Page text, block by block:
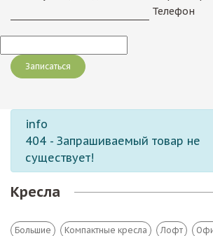
Телефон
info
404 - Запрашиваемый товар не
существует!
Кресла
Большие Компактные кресла Лофт